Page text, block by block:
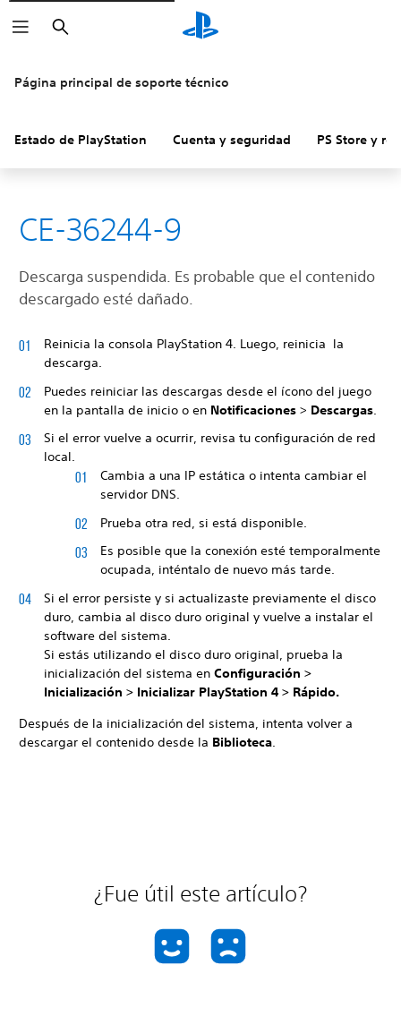
Buscar
Página principal de soporte técnico
Estado de PlayStation Cuenta y seguridad PS Store y
CE-36244-9
Descarga suspendida. Es probable que el contenido
descargado esté dañado.
Reinicia la consola PlayStation 4. Luego, reinicia la
descarga.
Puedes reiniciar las descargas desde el ícono del juego
en la pantalla de inicio o en Notificaciones > Descargas
Si el error vuelve a ocurrir, revisa tu configuración de red
local.
Cambia a una IP estática o intenta cambiar el
servidor DNS.
Prueba otra red, si está disponible.
Es posible que la conexión esté temporalmente
ocupada, inténtalo de nuevo más tarde.
Si el error persiste y si actualizaste previamente el disco
duro, cambia al disco duro original y vuelve a instalar el
software del sistema.
Si estás utilizando el disco duro original, prueba la
inicialización del sistema en Configuración >
Inicialización > Inicializar PlayStation 4 > Rápido.
Después de la inicialización del sistema, intenta volver a
descargar el contenido desde la Biblioteca
¿Fue útil este artículo?